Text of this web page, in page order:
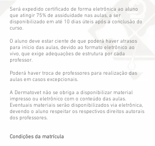
Será expedido certificado de forma eletrônica ao aluno
que atingir 75% de assiduidade nas aulas, a ser
disponibilizado em até 10 dias úteis após a conclusão do
curso.
O aluno deve estar ciente de que poderá haver atrasos
para início das aulas, devido ao formato eletrônico ao
vivo, que exige adequações de estrutura por cada
professor.
Poderá haver troca de professores para realização das
aulas em casos excepcionais.
A Dermatovet não se obriga a disponibilizar material
impresso ou eletrônico com o conteúdo das aulas.
Eventuais materiais serão disponibilizados via eletrônica,
devendo o aluno respeitar os respectivos direitos autorais
dos professores.
Condições da matrícula